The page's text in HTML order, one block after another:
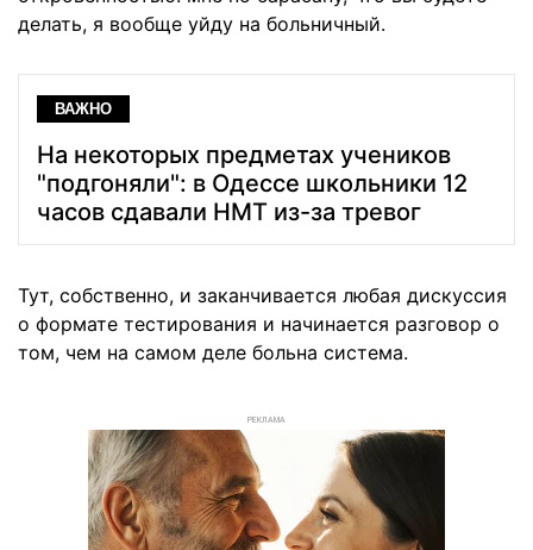
делать, я вообще уйду на больничный.
ВАЖНО
На некоторых предметах учеников
"подгоняли": в Одессе школьники 12
часов сдавали НМТ из-за тревог
Тут, собственно, и заканчивается любая дискуссия
о формате тестирования и начинается разговор о
том, чем на самом деле больна система.
РЕКЛАМА